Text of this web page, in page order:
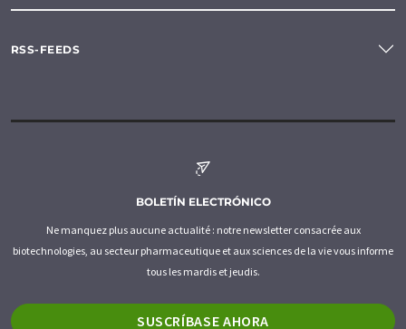
RSS-FEEDS
BOLETÍN ELECTRÓNICO
Ne manquez plus aucune actualité : notre newsletter consacrée aux
biotechnologies, au secteur pharmaceutique et aux sciences de la vie vous informe
tous les mardis et jeudis.
SUSCRÍBASE AHORA